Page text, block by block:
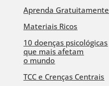
Aprenda Gratuitamente
Materiais Ricos
10 doenças psicológicas
que mais afetam
o mundo
TCC e Crenças Centrais